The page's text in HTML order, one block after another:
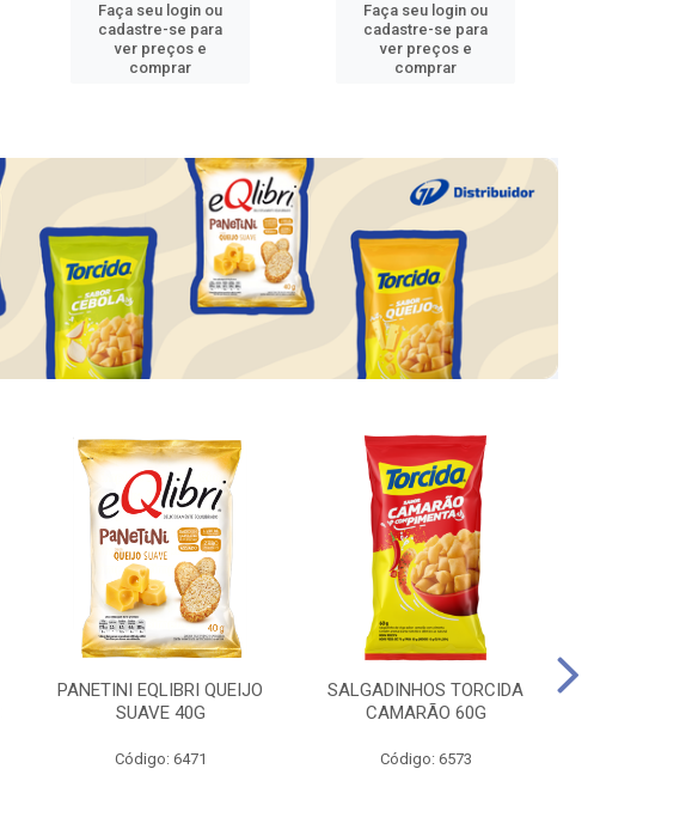
Faça seu login ou
cadastre-se para
ver preços e
comprar
Faça seu login ou
cadastre-se para
ver preços e
comprar
PANETINI EQLIBRI QUEIJO
SUAVE 40G
Código: 6471
SALGADINHOS TORCIDA
CAMARÃO 60G
Código: 6573